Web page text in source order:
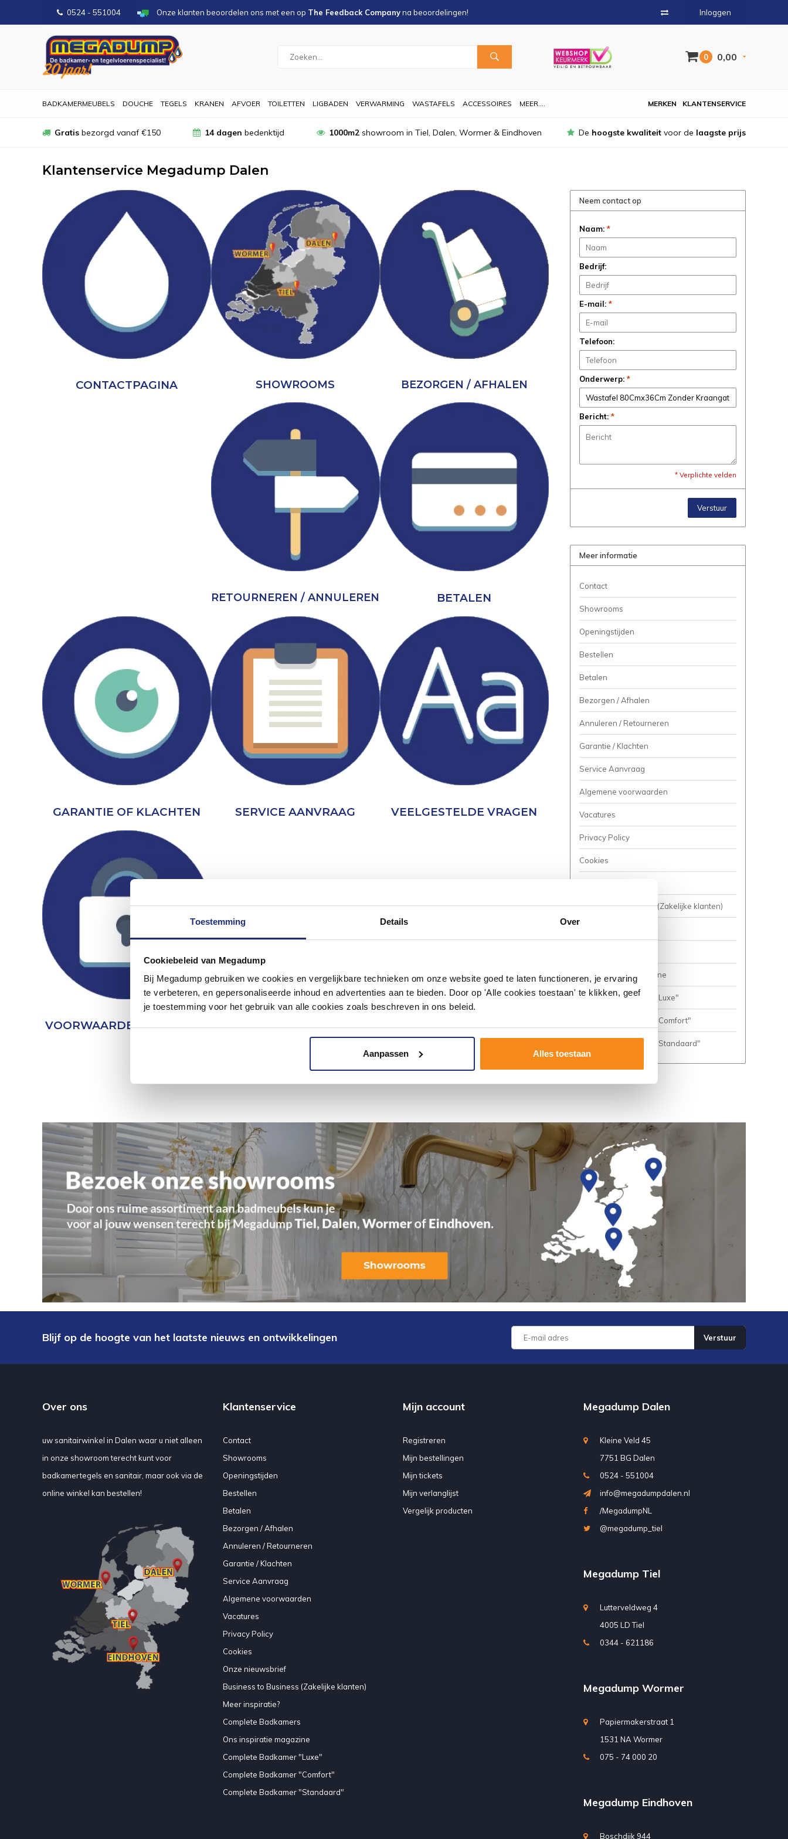
Toestemming Details Over
Cookiebeleid van Megadump
Bij Megadump gebruiken we cookies en vergelijkbare technieken om onze website goed te laten functioneren, je ervaring
te verbeteren, en gepersonaliseerde inhoud en advertenties aan te bieden. Door op 'Alle cookies toestaan' te klikken, geef
je toestemming voor het gebruik van alle cookies zoals beschreven in ons beleid.
Aanpassen Alles toestaan
0524 - 551004 Onze klanten beoordelen ons met een op The Feedback Companyna beoordelingen! Inloggen
0 0,00
BADKAMERMEUBELS DOUCHE TEGELS KRANEN AFVOER TOILETTEN LIGBADEN VERWARMING WASTAFELS ACCESSOIRES MEER.... KLANTENSERVICE
MERKEN
Gratis bezorgd vanaf €150 14 dagen bedenktijd 1000m2showroom in Tiel, Dalen, Wormer & Eindhoven De hoogste kwaliteit voor de laagste prijs
Klantenservice Megadump Dalen
CONTACTPAGINA SHOWROOMS BEZORGEN / AFHALEN
RETOURNEREN / ANNULEREN BETALEN
GARANTIE OF KLACHTEN SERVICE AANVRAAG VEELGESTELDE VRAGEN
VOORWAARDEN & PRIVACY
Neem contact op
Naam: *
Bedrijf:
E-mail: *
Telefoon:
Onderwerp: *
Bericht: *
* Verplichte velden
Verstuur
Meer informatie
Contact
Showrooms
Openingstijden
Bestellen
Betalen
Bezorgen / Afhalen
Annuleren / Retourneren
Garantie / Klachten
Service Aanvraag
Algemene voorwaarden
Vacatures
Privacy Policy
Cookies
Business to Business (Zakelijke klanten)
Ons inspiratie magazine
Complete Badkamer "Luxe"
Complete Badkamer "Comfort"
Complete Badkamer "Standaard"
Blijf op de hoogte van het laatste nieuws en ontwikkelingen Verstuur
Over ons
uw sanitairwinkel in Dalen waar u niet alleen
in onze showroom terecht kunt voor
badkamertegels en sanitair, maar ook via de
online winkel kan bestellen!
Klantenservice
Contact
Showrooms
Openingstijden
Bestellen
Betalen
Bezorgen / Afhalen
Annuleren / Retourneren
Garantie / Klachten
Service Aanvraag
Algemene voorwaarden
Vacatures
Privacy Policy
Cookies
Onze nieuwsbrief
Business to Business (Zakelijke klanten)
Meer inspiratie?
Complete Badkamers
Ons inspiratie magazine
Complete Badkamer "Luxe"
Complete Badkamer "Comfort"
Complete Badkamer "Standaard"
Mijn account
Registreren
Mijn bestellingen
Mijn tickets
Mijn verlanglijst
Vergelijk producten
Megadump Dalen
Kleine Veld 45
7751 BG Dalen
0524 - 551004
info@megadumpdalen.nl
/MegadumpNL
@megadump_tiel
Megadump Tiel
Lutterveldweg 4
4005 LD Tiel
0344 - 621186
Megadump Wormer
Papiermakerstraat 1
1531 NA Wormer
075 - 74 000 20
Megadump Eindhoven
Boschdijk 944